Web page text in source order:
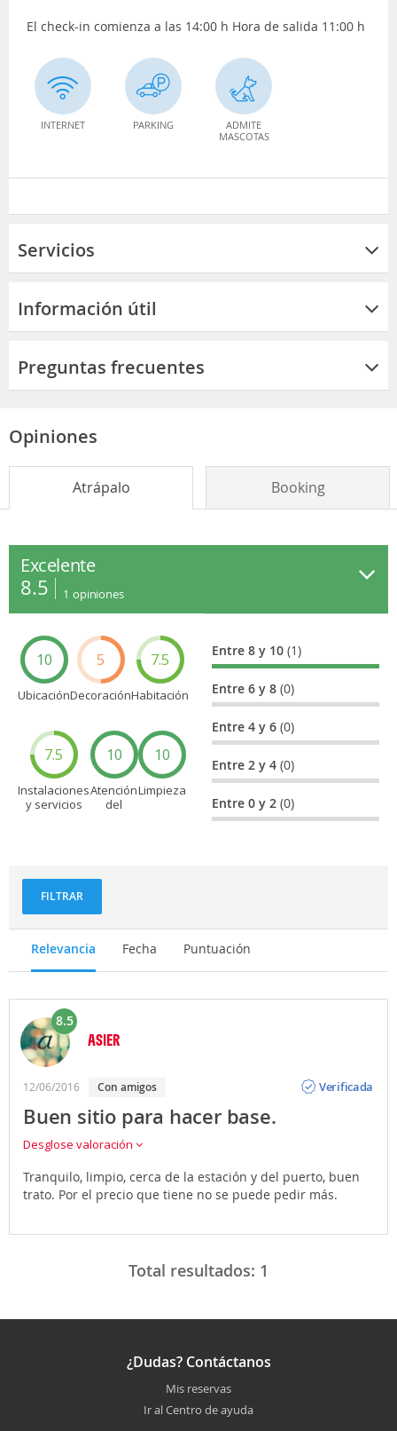
El check-in comienza a las 14:00 h Hora de salida 11:00 h
INTERNET PARKING
ADMITE
MASCOTAS
Servicios
Información útil
Preguntas frecuentes
Opiniones
Atrápalo Booking
Excelente
8.5 1 opiniones
10
Ubicación
5
Decoración
7.5
Habitación
7.5
Instalaciones
y servicios
10
Atención
del
10
Limpieza
Entre 8 y 10(1)
Entre 6 y 8(0)
Entre 4 y 6(0)
Entre 2 y 4(0)
Entre 0 y 2(0)
FILTRAR
Relevancia Fecha Puntuación
8.5
ASIER
12/06/2016 con amigos
Verificada
Buen sitio para hacer base.
Desglose valoración
Tranquilo, limpio, cerca de la estación y del puerto, buen
trato. Por el precio que tiene no se puede pedir más.
Total resultados: 1
¿Dudas? Contáctanos
Mis reservas
Ir al Centro de ayuda